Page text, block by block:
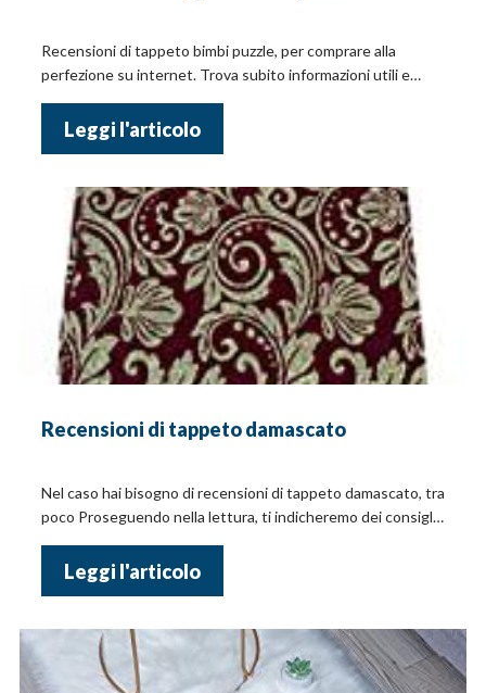
Recensioni di tappeto bimbi puzzle, per comprare alla
perfezione su internet. Trova subito informazioni utili e
Leggi l'articolo
Recensioni di tappeto damascato
Nel caso hai bisogno di recensioni di tappeto damascato, tra
poco Proseguendo nella lettura, ti indicheremo dei consigli
Leggi l'articolo